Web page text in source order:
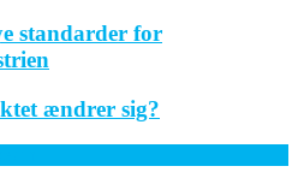
standarder for
ændrer sig?